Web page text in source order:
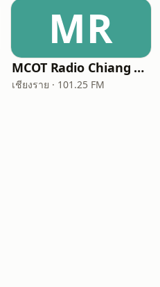
MR
MCOT Radio Chiang Rai (อสมท เชียงราย)
เชียงราย · 101.25 FM